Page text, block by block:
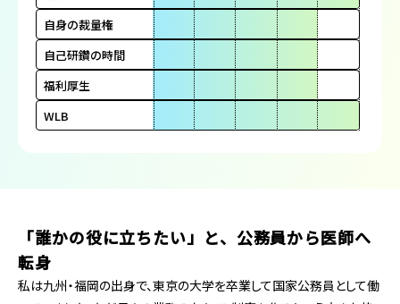
自身の裁量権
自己研鑽の時間
福利厚生
WLB
「誰かの役に立ちたい」と、公務員から医師へ
転身
私は九州・福岡の出身で、東京の大学を卒業して国家公務員として働